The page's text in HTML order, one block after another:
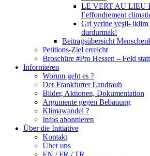
LE VERT AU LIEU
l`effondrement
Gri yerine yeşil- iklim
durdurmak!
Beitragsübersicht
Petitions-Ziel erreicht
Broschüre #Pro Hessen – Feld
Informieren
Worum geht es ?
Der Frankfurter Landraub
Bilder, Aktionen, Dokumentation
Argumente gegen Bebauung
Klimawandel ?
Infos abonnieren
Über die Initiative
Kontakt
Über uns
EN / FR / TR